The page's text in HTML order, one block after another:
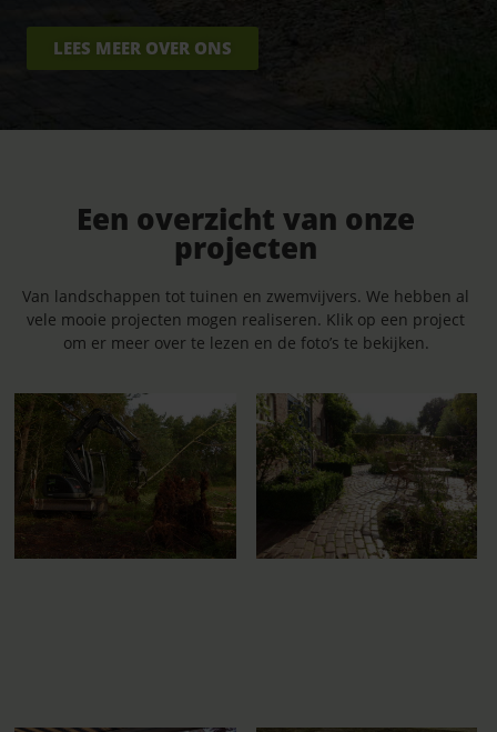
LEES MEER OVER ONS
Een overzicht van onze
projecten
Van landschappen tot tuinen en zwemvijvers. We hebben al
vele mooie projecten mogen realiseren. Klik op een project
om er meer over te lezen en de foto’s te bekijken.